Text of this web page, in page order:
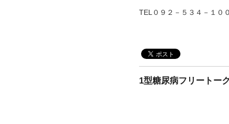
TEL０９２－５３４－１０
1型糖尿病フリートー